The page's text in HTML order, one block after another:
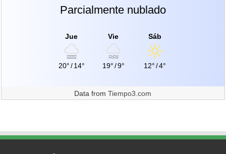
Parcialmente nublado
Jue
20°/14°
Vie
19°/9°
Sáb
12°/4°
Data fromTiempo3.com